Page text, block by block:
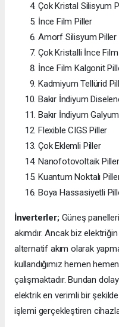
Çok Kristal Silisyum
İnce Film Piller
Amorf Silisyum Piller
Çok Kristalli İnce
İnce Film Kalgonit
Kadmiyum Tellürid
Bakır İndiyum
Bakır İndiyum
Flexible CIGS Piller
Çok Eklemli Piller
Nanofotovoltaik
Kuantum Noktalı
Boya Hassasiyetli
İnverterler;Güneş
akımdır. Ancak biz
alternatif akım olarak
kullandığımız hemen
çalışmaktadır. Bundan
elektrik en verimli bir
işlemi gerçekleştiren